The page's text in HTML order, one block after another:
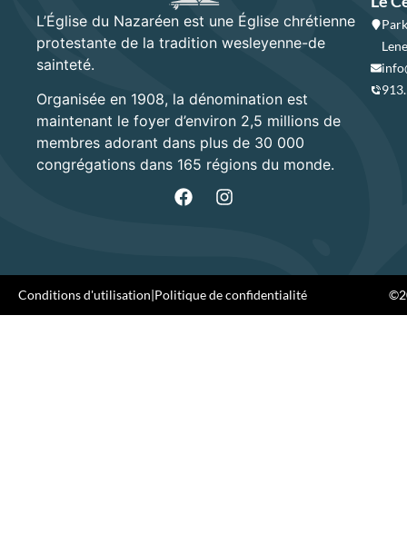
L’Église du Nazaréen est une Église chrétienne
protestante de la tradition wesleyenne-de
sainteté.
Organisée en 1908, la dénomination est
maintenant le foyer d’environ 2,5 millions de
membres adorant dans plus de 30 000
congrégations dans 165 régions du monde.
Conditions d'utilisation|Politique de confidentialité